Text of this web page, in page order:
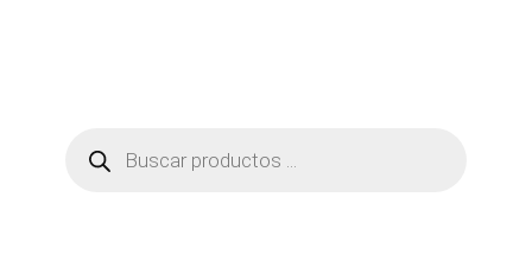
productos